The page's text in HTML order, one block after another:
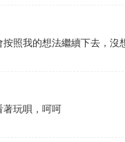
照我的想法繼續下去，沒
著玩唄，呵呵